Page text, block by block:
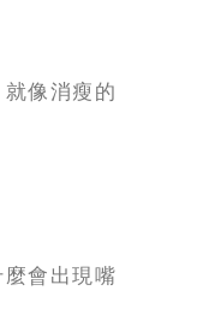
像消瘦的
會出現嘴